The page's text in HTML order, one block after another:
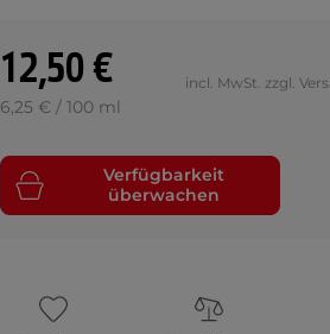
12,50 €
6,25 € / 100 ml
incl. MwSt. zzgl.
Verfügbarkeit
überwachen